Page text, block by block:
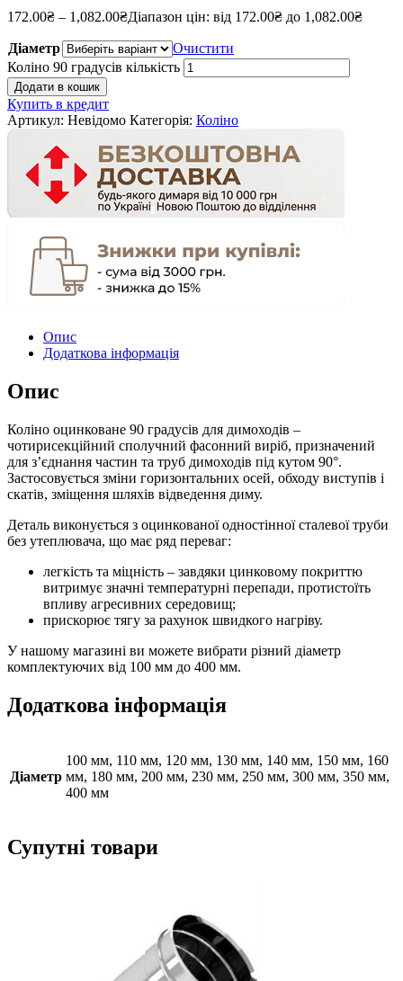
172.00₴ – 1,082.00₴Діапазон цін: від 172.00₴ до 1,082.00₴
Діаметр
Очистити
Коліно 90 градусів кількість
Додати в кошик
Купить в кредит
Артикул: Невідомо Категорія: Коліно
Опис
Додаткова інформація
Опис
Коліно оцинковане 90 градусів для димоходів –
чотирисекційний сполучний фасонний виріб, призначений
для з’єднання частин та труб димоходів під кутом 90°.
Застосовується зміни горизонтальних осей, обходу виступів і
скатів, зміщення шляхів відведення диму.
Деталь виконується з оцинкованої одностінної сталевої труби
без утеплювача, що має ряд переваг:
легкість та міцність – завдяки цинковому покриттю
витримує значні температурні перепади, протистоїть
впливу агресивних середовищ;
прискорює тягу за рахунок швидкого нагріву.
У нашому магазині ви можете вибрати різний діаметр
комплектуючих від 100 мм до 400 мм.
Додаткова інформація
Діаметр
100 мм, 110 мм, 120 мм, 130 мм, 140 мм, 150 мм, 160
мм, 180 мм, 200 мм, 230 мм, 250 мм, 300 мм, 350 мм,
400 мм
Супутні товари